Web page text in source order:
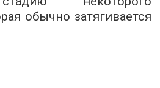
обычно затягивается